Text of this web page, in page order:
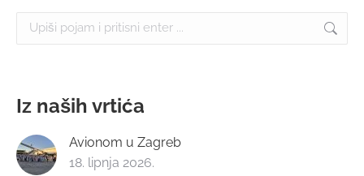
Search:
Iz naših vrtića
Avionom u Zagreb
18. lipnja 2026.